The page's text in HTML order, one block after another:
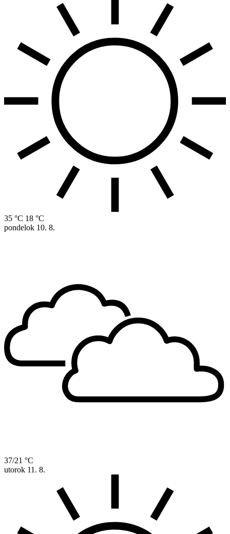
35 °C 18 °C
pondelok 10. 8.
37/21 °C
utorok 11. 8.